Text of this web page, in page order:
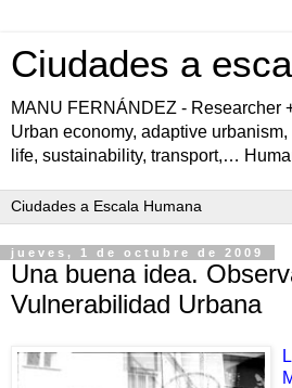
Ciudades a
MANU FERNÁNDEZ - Researcher
Urban economy, adaptive
life, sustainability, transport,…
jueves, 1 de octubre de 2009
Una buena idea.
Vulnerabilidad Urbana